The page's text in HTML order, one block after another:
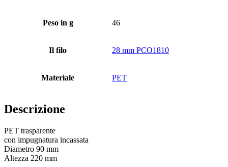
Bottiglie di riempimento a caldo
Peso in g 46
Il filo 28 mm PCO1810
Materiale PET
Descrizione
PET trasparente
con impugnatura incassata
Diametro 90 mm
Altezza 220 mm